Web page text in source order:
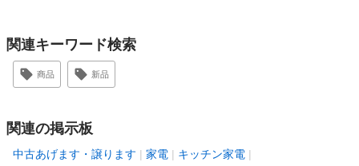
関連キーワード検索
商品 新品
関連の掲示板
中古あげます・譲ります 家電
キッチン家電